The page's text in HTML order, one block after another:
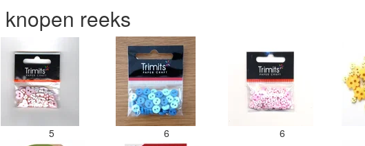
knopen reeks
5 6 6